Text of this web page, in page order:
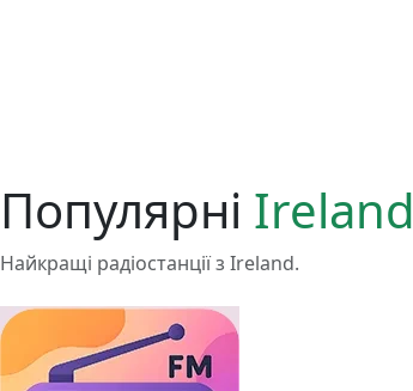
Популярні Ireland
Найкращі радіостанції з Ireland.